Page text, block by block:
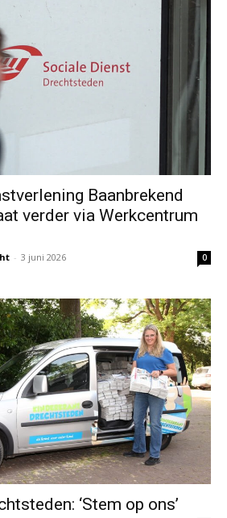
Baanbrekend
verder via Werkcentrum
- 3 juni 2026 0
‘Stem op ons’